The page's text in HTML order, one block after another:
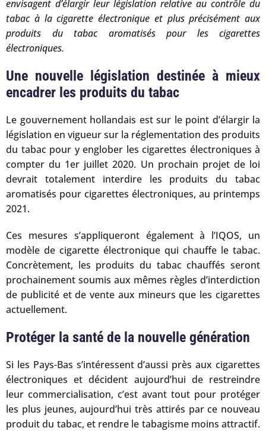
envisagent d’élargir leur législation relative au contrôle du
tabac à la cigarette électronique et plus précisément aux
produits du tabac aromatisés pour les cigarettes
électroniques.
Une nouvelle législation destinée à mieux
encadrer les produits du tabac
Le gouvernement hollandais est sur le point d’élargir la
législation en vigueur sur la réglementation des produits
du tabac pour y englober les cigarettes électroniques à
compter du 1er juillet 2020. Un prochain projet de loi
devrait totalement interdire les produits du tabac
aromatisés pour cigarettes électroniques, au printemps
2021.
Ces mesures s’appliqueront également à l’IQOS, un
modèle de cigarette électronique qui chauffe le tabac.
Concrètement, les produits du tabac chauffés seront
prochainement soumis aux mêmes règles d’interdiction
de publicité et de vente aux mineurs que les cigarettes
actuellement.
Protéger la santé de la nouvelle génération
Si les Pays-Bas s’intéressent d’aussi près aux cigarettes
électroniques et décident aujourd’hui de restreindre
leur commercialisation, c’est avant tout pour protéger
les plus jeunes, aujourd’hui très attirés par ce nouveau
produit du tabac, et rendre le tabagisme moins attractif.